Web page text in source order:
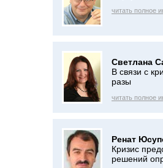
читать полное
Светлана
В связи с
разы
читать полное
Ренат
Кризис
решений